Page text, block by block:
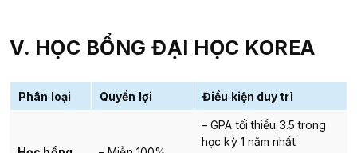
V. HỌC BỔNG ĐẠI HỌC KOREA
Phân loại Quyền lợi Điều kiện duy trì
– GPA tối thiểu 3.5 trong
học kỳ 1 năm nhất